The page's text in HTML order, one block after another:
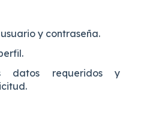
y contraseña.
datos requeridos y